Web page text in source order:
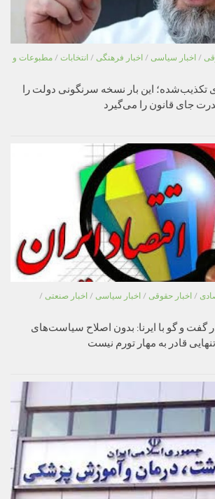
/ اخبار سیاسی / اخبار فرهنگی / انتخابات / مطبوعات و
تکذیب‌شده؛ این بار نسخه سرنگونی دولت را
جای قانون را می‌گیرد
/ اخبار حقوقی / اخبار سیاسی / اخبار صنعتی /
گفت و گو با ایرنا: بدون اصلاح سیاست‌های
قادر به مهار تورم نیست